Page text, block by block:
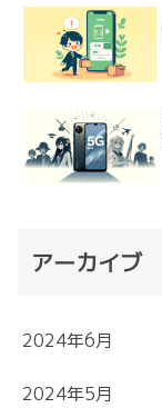
アーカイブ
2024年6月
2024年5月